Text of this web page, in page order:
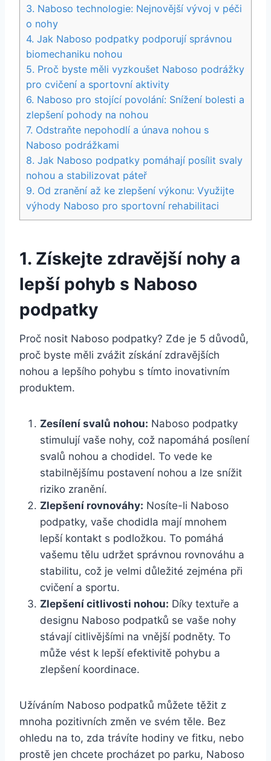
3.⁣ Naboso technologie: Nejnovější vývoj v péči
‌o nohy
4. Jak Naboso podpatky podporují správnou
biomechaniku nohou
5. Proč byste měli ‍vyzkoušet Naboso podrážky
pro ​cvičení a sportovní aktivity
6. Naboso pro stojící povolání: ‍Snížení bolesti a
zlepšení pohody ⁤na nohou
7. Odstraňte⁢ nepohodlí a únava nohou s
Naboso podrážkami
8. Jak ⁣Naboso podpatky pomáhají posílit svaly
nohou a stabilizovat‌ páteř
9. Od zranění až ke zlepšení výkonu: Využijte‍
výhody‍ Naboso ​pro sportovní rehabilitaci
1. Získejte zdravější nohy a
lepší pohyb‍ s Naboso
podpatky
Proč nosit Naboso podpatky? Zde‌ je 5 ​důvodů,
proč byste měli zvážit získání zdravějších
nohou a lepšího ​pohybu‍ s tímto inovativním
produktem.
Zesílení svalů nohou: Naboso podpatky
stimulují vaše nohy, což napomáhá posílení
svalů nohou a chodidel. To vede⁣ ke
stabilnějšímu postavení nohou‌ a lze snížit⁤
riziko zranění.
Zlepšení rovnováhy: Nosíte-li Naboso
podpatky,⁢ vaše chodidla mají mnohem
lepší ⁤kontakt s podložkou. To pomáhá
⁤vašemu tělu udržet správnou rovnováhu a
stabilitu, což je velmi⁢ důležité zejména při
cvičení a​ sportu.
Zlepšení ⁢citlivosti nohou: ‍Díky textuře a
designu Naboso podpatků se vaše nohy
stávají citlivějšími na⁣ vnější podněty. To
může vést k lepší efektivitě pohybu a⁣
zlepšení koordinace.
Užíváním Naboso podpatků můžete těžit z
‌mnoha pozitivních ‌změn ve svém ⁤těle.‌ Bez
ohledu na to, zda trávíte hodiny ve fitku, nebo
prostě jen​ chcete procházet po‌ parku, Naboso